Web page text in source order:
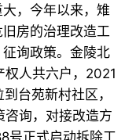
，今年以来，雉
房的治理改造工
询政策。金陵北
人共六户，2021
台苑新村社区，
询，对接改造方
号正式启动拆除工